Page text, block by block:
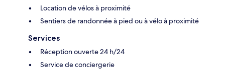
Location de vélos à proximité
Sentiers de randonnée à pied ou à vélo à proximité
Services
Réception ouverte 24 h/24
Service de conciergerie